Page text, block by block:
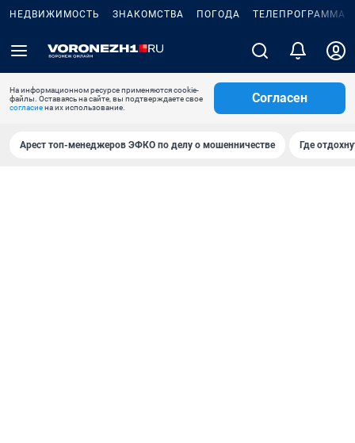
НЕДВИЖИМОСТЬ ЗНАКОМСТВА ПОГОДА ТЕЛЕПРОГРАММА
На информационном ресурсе применяются cookie-
файлы. Оставаясь на сайте, вы подтверждаете свое
согласиена их использование.
Согласен
Арест топ-менеджеров ЭФКО по делу о мошенничестве Где